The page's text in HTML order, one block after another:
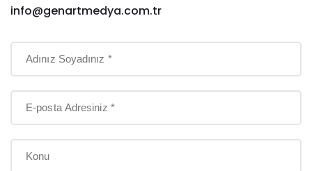
info@genartmedya.com.tr